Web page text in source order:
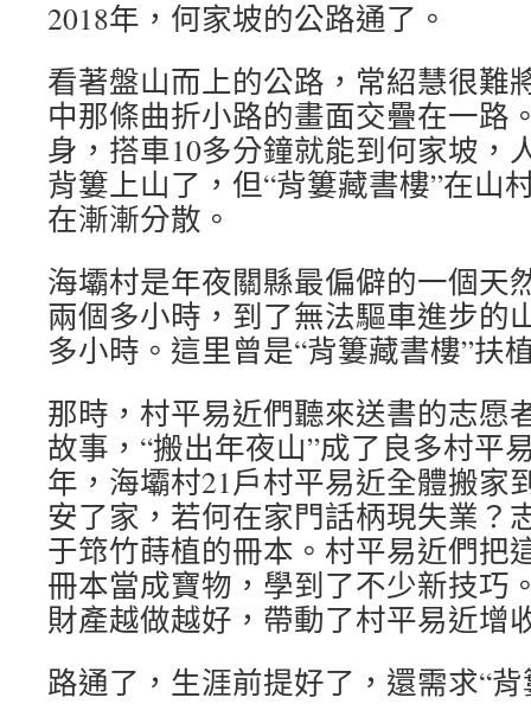
2018年，何家坡的公路通了。
看著盤山而上的公路，常紹慧很難
中那條曲折小路的畫面交疊在一路
身，搭車10多分鐘就能到何家坡，
背簍上山了，但“背簍藏書樓”在山
在漸漸分散。
海壩村是年夜關縣最偏僻的一個天
兩個多小時，到了無法驅車進步的
多小時。這里曾是“背簍藏書樓”扶
那時，村平易近們聽來送書的志愿
故事，“搬出年夜山”成了良多村平
年，海壩村21戶村平易近全體搬家
安了家，若何在家門話柄現失業？
于筇竹蒔植的冊本。村平易近們把
冊本當成寶物，學到了不少新技巧
財產越做越好，帶動了村平易近增
路通了，生涯前提好了，還需求“